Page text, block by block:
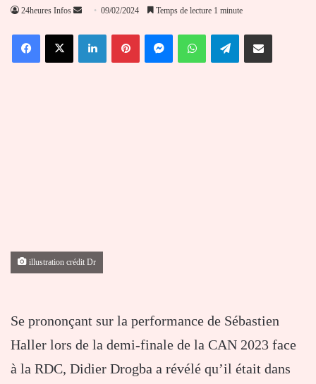
24heures Infos
Envoyer
courriel
09/02/2024 Temps de lecture 1 minute
FacebookX LinkedinPinterestMessengerWhatsAppTelegramPartager par email
illustration crédit Dr
Se prononçant sur la performance de Sébastien
Haller lors de la demi-finale de la CAN 2023 face
à la RDC, Didier Drogba a révélé qu’il était dans